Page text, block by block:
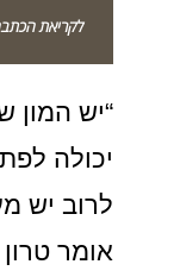
לקריאת
“יש המון
יכולה
לרוב יש
אומר